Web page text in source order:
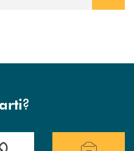
?
della Banca.
di assistenza immediata?
Hai bisogno di